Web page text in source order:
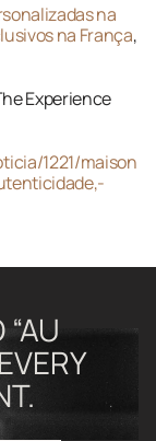
na
na França
Experience
1221/maison